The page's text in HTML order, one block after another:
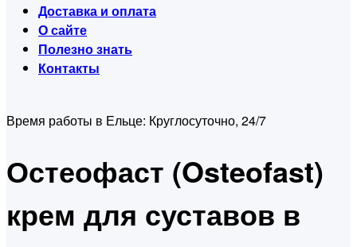
Доставка и оплата
О сайте
Полезно знать
Контакты
Время работы в Ельце: Круглосуточно, 24/7
Остеофаст (Osteofast)
крем для суставов в